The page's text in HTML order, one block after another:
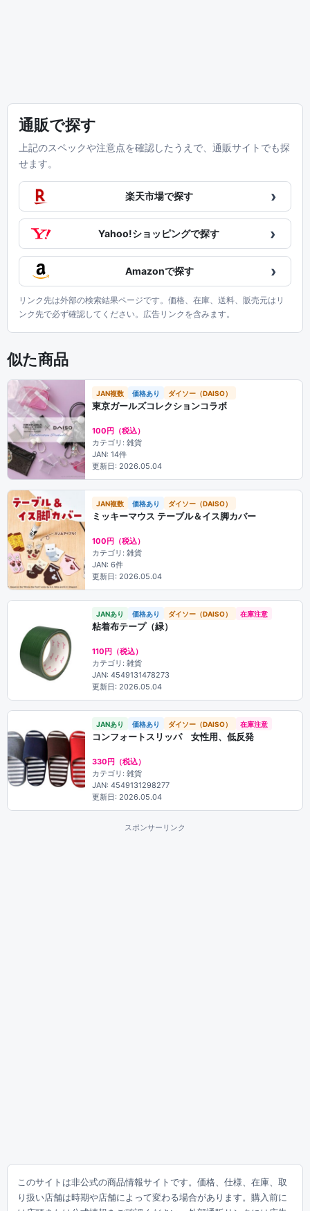
通販で探す
上記のスペックや注意点を確認したうえで、通販サイトでも探
せます。
楽天市場で探す ›
Yahoo!ショッピングで探す ›
Amazonで探す ›
リンク先は外部の検索結果ページです。価格、在庫、送料、販売元はリ
ンク先で必ず確認してください。広告リンクを含みます。
似た商品
JAN複数 価格あり ダイソー（DAISO）
東京ガールズコレクションコラボ
100円（税込）
カテゴリ: 雑貨
JAN: 14件
更新日: 2026.05.04
JAN複数 価格あり ダイソー（DAISO）
ミッキーマウス テーブル＆イス脚カバー
100円（税込）
カテゴリ: 雑貨
JAN: 6件
更新日: 2026.05.04
JANあり 価格あり ダイソー（DAISO） 在庫注意
粘着布テープ（緑）
110円（税込）
カテゴリ: 雑貨
JAN: 4549131478273
更新日: 2026.05.04
JANあり 価格あり ダイソー（DAISO） 在庫注意
コンフォートスリッパ 女性用、低反発
330円（税込）
カテゴリ: 雑貨
JAN: 4549131298277
更新日: 2026.05.04
スポンサーリンク
このサイトは非公式の商品情報サイトです。価格、仕様、在庫、取
り扱い店舗は時期や店舗によって変わる場合があります。購入前に